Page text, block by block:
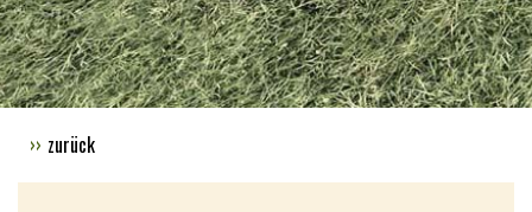
zurück